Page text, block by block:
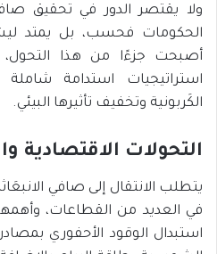
ولا يقتصر الدور في تحقيق
الحكومات فحسب، بل يمتد
أصبحت جزءًا من هذا
استراتيجيات استدامة
الكَربونية وتخفيف تأثيرها البيئي.
التحولات الاقتصادية
يتطلب الانتقال إلى صافي
في العديد من القطاعات،
استبدال الوقود الأحفوري